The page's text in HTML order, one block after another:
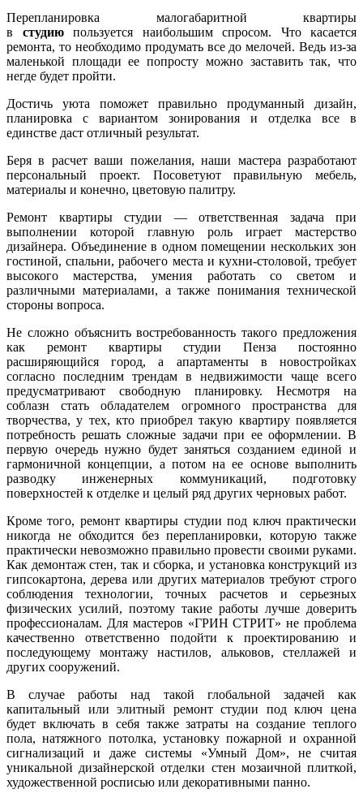
Перепланировка малогабаритной квартиры
в студиюпользуется наибольшим спросом. Что касается
ремонта, то необходимо продумать все до мелочей. Ведь из-за
маленькой площади ее попросту можно заставить так, что
негде будет пройти.
Достичь уюта поможет правильно продуманный дизайн,
планировка с вариантом зонирования и отделка все в
единстве даст отличный результат.
Беря в расчет ваши пожелания, наши мастера разработают
персональный проект. Посоветуют правильную мебель,
материалы и конечно, цветовую палитру.
Ремонт квартиры студии — ответственная задача при
выполнении которой главную роль играет мастерство
дизайнера. Объединение в одном помещении нескольких зон
гостиной, спальни, рабочего места и кухни-столовой, требует
высокого мастерства, умения работать со светом и
различными материалами, а также понимания технической
стороны вопроса.
Не сложно объяснить востребованность такого предложения
как ремонт квартиры студии Пенза постоянно
расширяющийся город, а апартаменты в новостройках
согласно последним трендам в недвижимости чаще всего
предусматривают свободную планировку. Несмотря на
соблазн стать обладателем огромного пространства для
творчества, у тех, кто приобрел такую квартиру появляется
потребность решать сложные задачи при ее оформлении. В
первую очередь нужно будет заняться созданием единой и
гармоничной концепции, а потом на ее основе выполнить
разводку инженерных коммуникаций, подготовку
поверхностей к отделке и целый ряд других черновых работ.
Кроме того, ремонт квартиры студии под ключ практически
никогда не обходится без перепланировки, которую также
практически невозможно правильно провести своими руками.
Как демонтаж стен, так и сборка, и установка конструкций из
гипсокартона, дерева или других материалов требуют строго
соблюдения технологии, точных расчетов и серьезных
физических усилий, поэтому такие работы лучше доверить
профессионалам. Для мастеров «ГРИН СТРИТ» не проблема
качественно ответственно подойти к проектированию и
последующему монтажу настилов, альковов, стеллажей и
других сооружений.
В случае работы над такой глобальной задачей как
капитальный или элитный ремонт студии под ключ цена
будет включать в себя также затраты на создание теплого
пола, натяжного потолка, установку пожарной и охранной
сигнализаций и даже системы «Умный Дом», не считая
уникальной дизайнерской отделки стен мозаичной плиткой,
художественной росписью или декоративными панно.